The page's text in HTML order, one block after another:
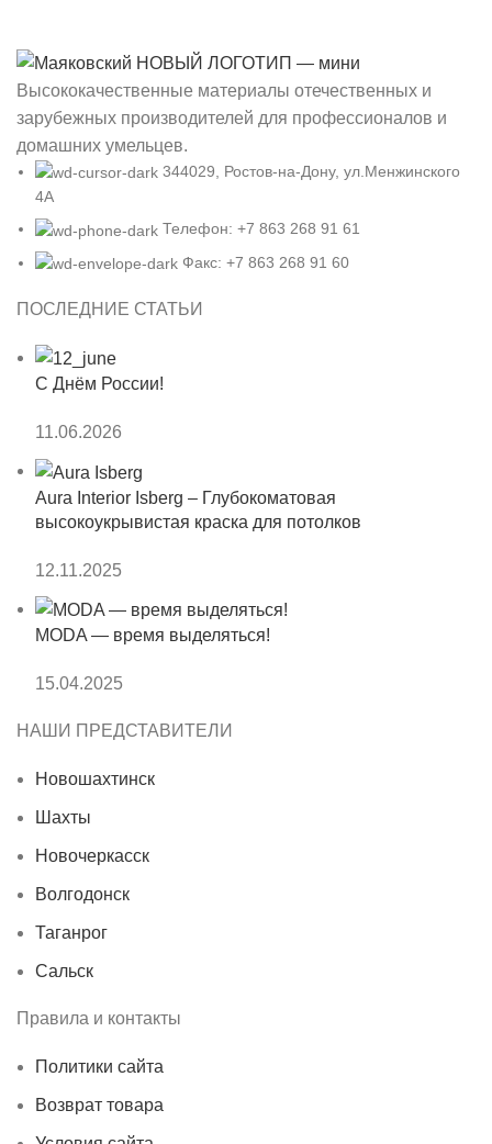
Высококачественные материалы отечественных и
зарубежных производителей для профессионалов и
домашних умельцев.
344029, Ростов-на-Дону, ул.Менжинского
4А
Телефон: +7 863 268 91 61
Факс: +7 863 268 91 60
ПОСЛЕДНИЕ СТАТЬИ
С Днём России!
11.06.2026
Aura Interior Isberg – Глубокоматовая
высокоукрывистая краска для потолков
12.11.2025
MODA — время выделяться!
15.04.2025
НАШИ ПРЕДСТАВИТЕЛИ
Новошахтинск
Шахты
Новочеркасск
Волгодонск
Таганрог
Сальск
Правила и контакты
Политики сайта
Возврат товара